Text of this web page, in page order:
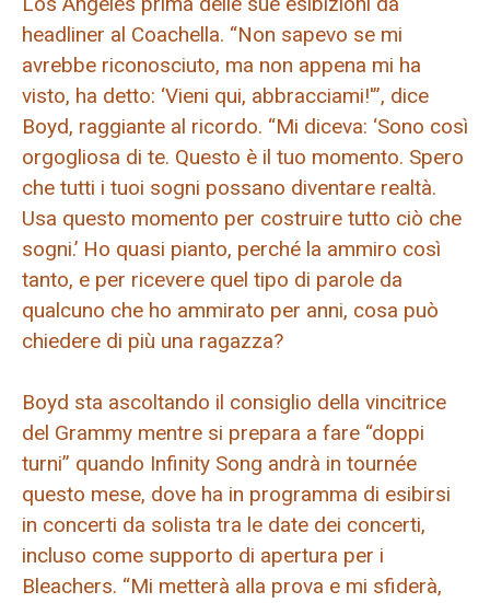
headliner al Coachella. “Non sapevo se mi
avrebbe riconosciuto, ma non appena mi ha
visto, ha detto: ‘Vieni qui, abbracciami!'”, dice
Boyd, raggiante al ricordo. “Mi diceva: ‘Sono così
orgogliosa di te. Questo è il tuo momento. Spero
che tutti i tuoi sogni possano diventare realtà.
Usa questo momento per costruire tutto ciò che
sogni.’ Ho quasi pianto, perché la ammiro così
tanto, e per ricevere quel tipo di parole da
qualcuno che ho ammirato per anni, cosa può
chiedere di più una ragazza?
Boyd sta ascoltando il consiglio della vincitrice
del Grammy mentre si prepara a fare “doppi
turni” quando Infinity Song andrà in tournée
questo mese, dove ha in programma di esibirsi
in concerti da solista tra le date dei concerti,
incluso come supporto di apertura per i
Bleachers. “Mi metterà alla prova e mi sfiderà,